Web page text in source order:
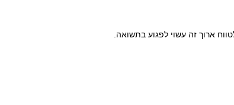
ארוך זה עשוי לפגוע בתשואה.